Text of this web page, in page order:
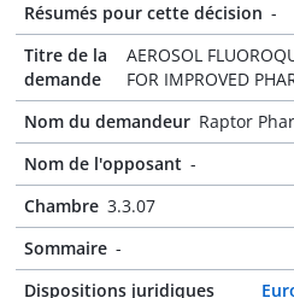
Résumés pour cette décision -
Titre de la
demande
AEROSOL
FOR IMPROVED
Nom du demandeur Raptor
Nom de l'opposant -
Chambre 3.3.07
Sommaire -
Dispositions juridiques